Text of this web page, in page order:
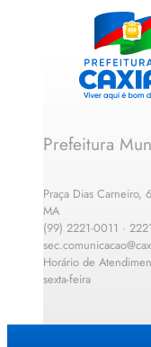
Prefeitura
Praça Dias
MA
(99) 2221-0011 ·
Horário de
sexta-feira